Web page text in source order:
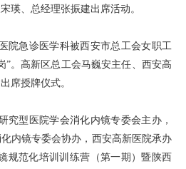
瑛、总经理张振建出席活动。
院急诊医学科被西安市总工会女职工
”。高新区总工会马巍安主任、西安高
席授牌仪式。
究型医院学会消化内镜专委会主办，
内镜专委会协办，西安高新医院承办
规范化培训训练营（第一期）暨陕西